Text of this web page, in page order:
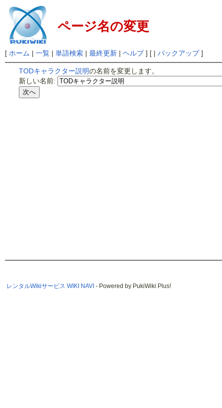
ページ名の変更
[ ホーム 一覧| 単語検索| 最終更新| ヘルプ] [ | バックアップ]
TODキャラクター説明の名前を変更します。
新しい名前:
レンタルWikiサービス WIKI NAVI - Powered by PukiWiki Plus!